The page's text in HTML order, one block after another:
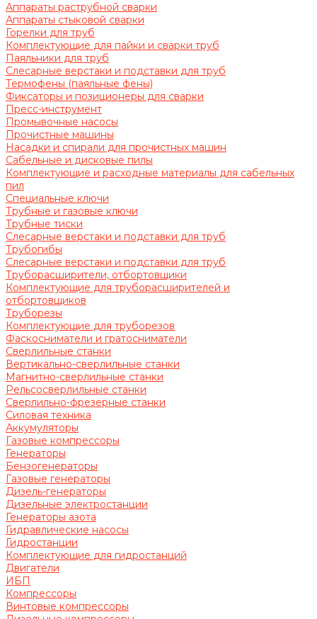
Аппараты раструбной сварки
Аппараты стыковой сварки
Горелки для труб
Комплектующие для пайки и сварки труб
Паяльники для труб
Слесарные верстаки и подставки для труб
Термофены (паяльные фены)
Фиксаторы и позиционеры для сварки
Пресс-инструмент
Промывочные насосы
Прочистные машины
Насадки и спирали для прочистных машин
Сабельные и дисковые пилы
Комплектующие и расходные материалы для сабельных
пил
Специальные ключи
Трубные и газовые ключи
Трубные тиски
Слесарные верстаки и подставки для труб
Трубогибы
Слесарные верстаки и подставки для труб
Труборасширители, отбортовщики
Комплектующие для труборасширителей и
отбортовщиков
Труборезы
Комплектующие для труборезов
Фаскосниматели и гратосниматели
Сверлильные станки
Вертикально-сверлильные станки
Магнитно-сверлильные станки
Рельсосверлильные станки
Сверлильно-фрезерные станки
Силовая техника
Аккумуляторы
Газовые компрессоры
Генераторы
Бензогенераторы
Газовые генераторы
Дизель-генераторы
Дизельные электростанции
Генераторы азота
Гидравлические насосы
Гидростанции
Комплектующие для гидростанций
Двигатели
ИБП
Компрессоры
Винтовые компрессоры